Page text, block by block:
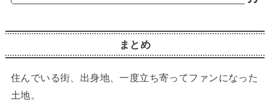
まとめ
住んでいる街、出身地、一度立ち寄ってファンになった
土地。